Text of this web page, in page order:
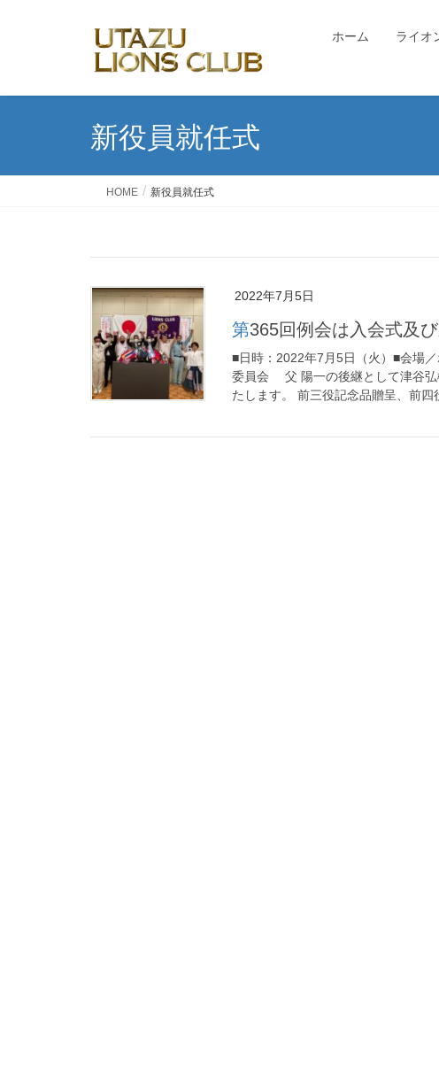
ホーム ライオ
新役員就任式
HOME 新役員就任式
2022年7月5日
第365回例会は入会式及
■日時：2022年7月5日（火）■会場
委員会 父 陽一の後継として津谷弘
たします。 前三役記念品贈呈、前